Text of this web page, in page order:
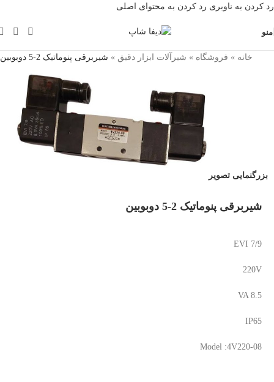
رد کردن به ناوبری رد کردن به محتوای اصلی
منو
خانه » فروشگاه » شیرآلات ابزار دقیق » شیربرقی پنوماتیک 2-5 دوبوبین
بزرگنمایی تصویر
شیربرقی پنوماتیک 2-5 دوبوبین
EVI 7/9
220V
VA 8.5
IP65
Model :4V220-08